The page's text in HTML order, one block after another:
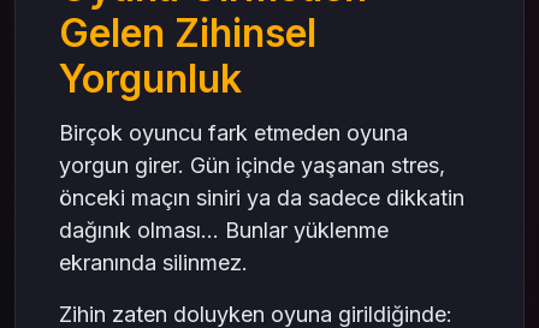
Gelen Zihinsel
Yorgunluk
Birçok oyuncu fark etmeden oyuna
yorgun girer. Gün içinde yaşanan stres,
önceki maçın siniri ya da sadece dikkatin
dağınık olması… Bunlar yüklenme
ekranında silinmez.
Zihin zaten doluyken oyuna girildiğinde: